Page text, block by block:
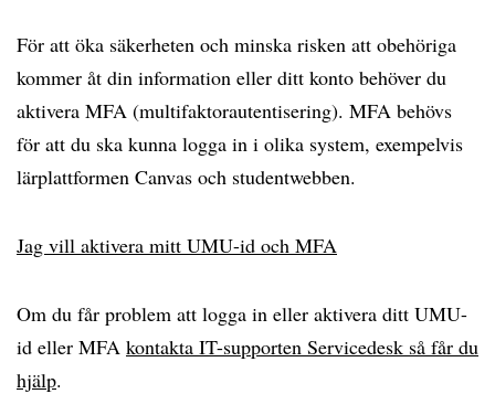
För att öka säkerheten och minska risken att obehöriga
kommer åt din information eller ditt konto behöver du
aktivera MFA (multifaktorautentisering). MFA behövs
för att du ska kunna logga in i olika system, exempelvis
lärplattformen Canvas och studentwebben.
Jag vill aktivera mitt UMU-id och MFA
Om du får problem att logga in eller aktivera ditt UMU-
id eller MFA kontakta IT-supporten Servicedesk så får du
hjälp.